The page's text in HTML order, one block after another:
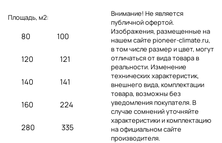
Площадь, м2:
80 100
120 121
140 141
160 224
280 335
Внимание! Не является
публичной офертой.
Изображения, размещенные на
нашем сайте pioneer-climate.ru,
в том числе размер и цвет, могут
отличаться от вида товара в
реальности. Изменение
технических характеристик,
внешнего вида, комплектации
товара, возможны без
уведомления покупателя. В
случае сомнений уточняйте
характеристики и комплектацию
на официальном сайте
производителя.